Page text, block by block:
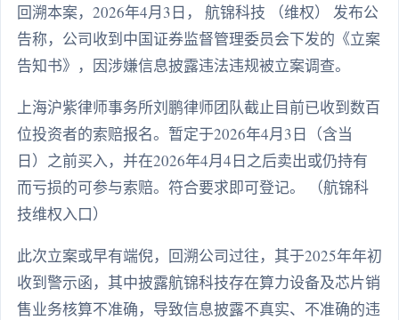
回溯本案，2026年4月3日， 航锦科技 （维权） 发布公
告称，公司收到中国证券监督管理委员会下发的《立案
告知书》，因涉嫌信息披露违法违规被立案调查。
上海沪紫律师事务所刘鹏律师团队截止目前已收到数百
位投资者的索赔报名。暂定于2026年4月3日（含当
日）之前买入，并在2026年4月4日之后卖出或仍持有
而亏损的可参与索赔。符合要求即可登记。 （航锦科
技维权入口）
此次立案或早有端倪，回溯公司过往，其于2025年年初
收到警示函，其中披露航锦科技存在算力设备及芯片销
售业务核算不准确，导致信息披露不真实、不准确的违